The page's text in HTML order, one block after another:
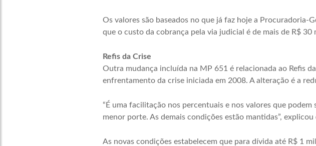
Os valores são baseados no que já faz hoje a Procuradoria-
que o custo da cobrança pela via judicial é de mais de R$ 30
Refis da Crise
Outra mudança incluída na MP 651 é relacionada ao Refis
enfrentamento da crise iniciada em 2008. A alteração é a
“É uma facilitação nos percentuais e nos valores que
menor porte. As demais condições estão mantidas”,
As novas condições estabelecem que para dívida até R$ 1